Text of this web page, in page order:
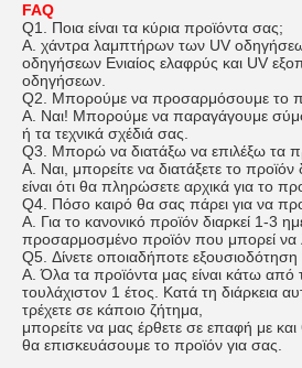
FAQ
Q1. Ποια είναι τα κύρια προϊόντα σας;
Α. χάντρα λαμπτήρων των UV
οδηγήσεων Ενιαίος ελαφρύς και UV
οδηγήσεων.
Q2. Μπορούμε να προσαρμόσουμε το
Α. Ναι! Μπορούμε να παραγάγουμε
ή τα τεχνικά σχέδιά σας.
Q3. Μπορώ να διατάξω να επιλέξω τα
Α. Ναι, μπορείτε να διατάξετε το προϊόν
είναι ότι θα πληρώσετε αρχικά για το
Q4. Πόσο καιρό θα σας πάρει για να
Α. Για το κανονικό προϊόν διαρκεί 1-3
προσαρμοσμένο προϊόν που μπορεί να
Q5. Δίνετε οποιαδήποτε
Α. Όλα τα προϊόντα μας είναι κάτω από
τουλάχιστον 1 έτος. Κατά τη διάρκεια
τρέχετε σε κάποιο ζήτημα,
μπορείτε να μας έρθετε σε επαφή με
θα επισκευάσουμε το προϊόν για σας.